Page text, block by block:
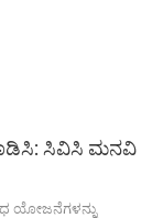
ಸಿವಿಸಿ ಮನವಿ
ಯೋಜನೆಗಳನ್ನು